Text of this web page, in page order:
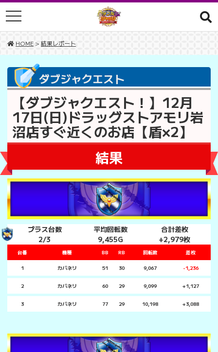
toggle navigation
HOME > 結果レポート
ダブジャクエスト
【ダブジャクエスト！】12月
17日(日)ドラッグストアモリ岩
沼店すぐ近くのお店【盾×2】
結果
プラス台数
2/3
平均回転数
9,455G
合計差枚
+2,979枚
台番 機種 BB RB 回転数 差枚
1 カバネリ 51 30 9,067 -1,236
2 カバネリ 60 29 9,099 +1,127
3 カバネリ 77 29 10,198 +3,088